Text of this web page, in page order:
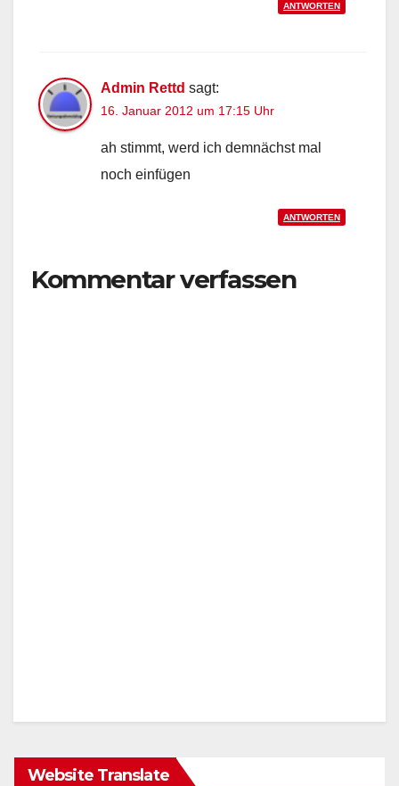
ANTWORTEN
Admin Rettd sagt:
16. Januar 2012 um 17:15 Uhr
ah stimmt, werd ich demnächst mal
noch einfügen
ANTWORTEN
Kommentar verfassen
Website Translate